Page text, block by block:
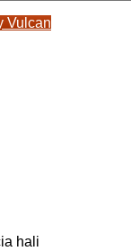
Vulcan
hali